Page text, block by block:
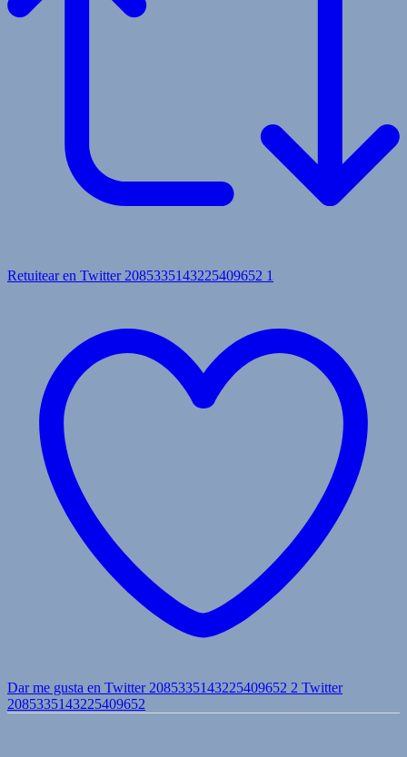
Retuitear en Twitter 2085335143225409652 1
Dar me gusta en Twitter 2085335143225409652 2 Twitter
2085335143225409652